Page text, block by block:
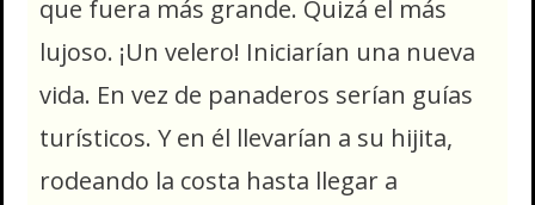
que fuera más grande. Quizá el más
lujoso. ¡Un velero! Iniciarían una nueva
vida. En vez de panaderos serían guías
turísticos. Y en él llevarían a su hijita,
rodeando la costa hasta llegar a